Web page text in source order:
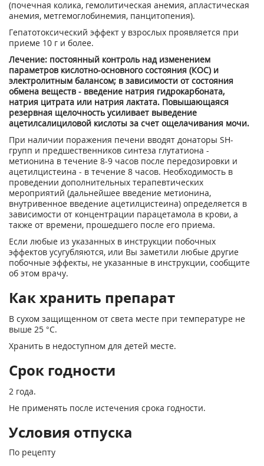
(почечная колика, гемолитическая анемия, апластическая
анемия, метгемоглобинемия, панцитопения).
Гепатотоксический эффект у взрослых проявляется при
приеме 10 г и более.
Лечение: постоянный контроль над изменением
параметров кислотно-основного состояния (КОС) и
электролитным балансом; в зависимости от состояния
обмена веществ - введение натрия гидрокарбоната,
натрия цитрата или натрия лактата. Повышающаяся
резервная щелочность усиливает выведение
ацетилсалициловой кислоты за счет ощелачивания мочи.
При наличии поражения печени вводят донаторы SH-
групп и предшественников синтеза глутатиона -
метионина в течение 8-9 часов после передозировки и
ацетилцистеина - в течение 8 часов. Необходимость в
проведении дополнительных терапевтических
мероприятий (дальнейшее введение метионина,
внутривенное введение ацетилцистеина) определяется в
зависимости от концентрации парацетамола в крови, а
также от времени, прошедшего после его приема.
Если любые из указанных в инструкции побочных
эффектов усугубляются, или Вы заметили любые другие
побочные эффекты, не указанные в инструкции, сообщите
об этом врачу.
Как хранить препарат
В сухом защищенном от света месте при температуре не
выше 25 °С.
Хранить в недоступном для детей месте.
Срок годности
2 года.
Не применять после истечения срока годности.
Условия отпуска
По рецепту